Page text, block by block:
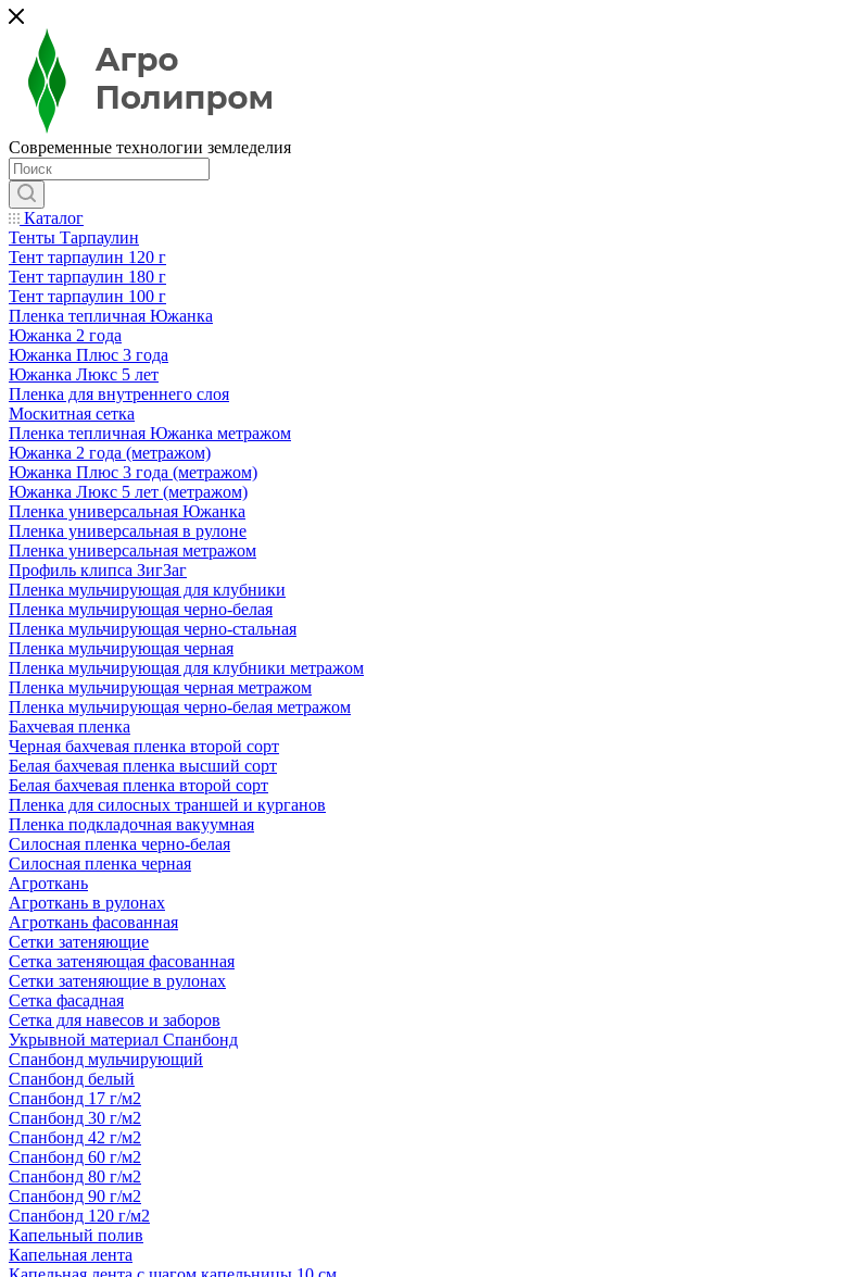
Современные технологии земледелия
Каталог
Тенты Тарпаулин
Тент тарпаулин 120 г
Тент тарпаулин 180 г
Тент тарпаулин 100 г
Пленка тепличная Южанка
Южанка 2 года
Южанка Плюс 3 года
Южанка Люкс 5 лет
Пленка для внутреннего слоя
Москитная сетка
Пленка тепличная Южанка метражом
Южанка 2 года (метражом)
Южанка Плюс 3 года (метражом)
Южанка Люкс 5 лет (метражом)
Пленка универсальная Южанка
Пленка универсальная в рулоне
Пленка универсальная метражом
Профиль клипса ЗигЗаг
Пленка мульчирующая для клубники
Пленка мульчирующая черно-белая
Пленка мульчирующая черно-стальная
Пленка мульчирующая черная
Пленка мульчирующая для клубники метражом
Пленка мульчирующая черная метражом
Пленка мульчирующая черно-белая метражом
Бахчевая пленка
Черная бахчевая пленка второй сорт
Белая бахчевая пленка высший сорт
Белая бахчевая пленка второй сорт
Пленка для силосных траншей и курганов
Пленка подкладочная вакуумная
Силосная пленка черно-белая
Силосная пленка черная
Агроткань
Агроткань в рулонах
Агроткань фасованная
Сетки затеняющие
Сетка затеняющая фасованная
Сетки затеняющие в рулонах
Сетка фасадная
Сетка для навесов и заборов
Укрывной материал Спанбонд
Спанбонд мульчирующий
Спанбонд белый
Спанбонд 17 г/м2
Спанбонд 30 г/м2
Спанбонд 42 г/м2
Спанбонд 60 г/м2
Спанбонд 80 г/м2
Спанбонд 90 г/м2
Спанбонд 120 г/м2
Капельный полив
Капельная лента